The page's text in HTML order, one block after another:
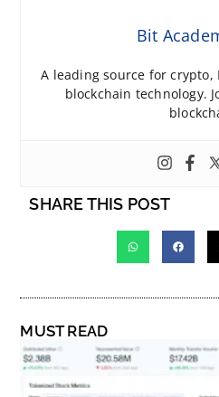
Bit
A leading source for crypto,
blockchain technology.
SHARE THIS POST
MUST READ